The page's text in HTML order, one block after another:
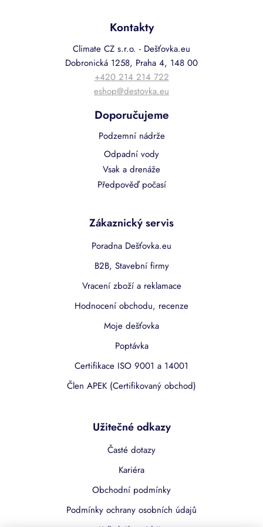
Kontakty
Climate CZ s.r.o. - Dešťovka.eu
Dobronická 1258, Praha 4, 148 00
+420 214 214 722
eshop@destovka.eu
Doporučujeme
Podzemní nádrže
Odpadní vody
Vsak a drenáže
Předpověď počasí
Zákaznický servis
Poradna Dešťovka.eu
B2B, Stavební firmy
Vracení zboží a reklamace
Hodnocení obchodu, recenze
Moje dešťovka
Poptávka
Certifikace ISO 9001 a 14001
Člen APEK (Certifikovaný obchod)
Užitečné odkazy
Časté dotazy
Kariéra
Obchodní podmínky
Podmínky ochrany osobních údajů